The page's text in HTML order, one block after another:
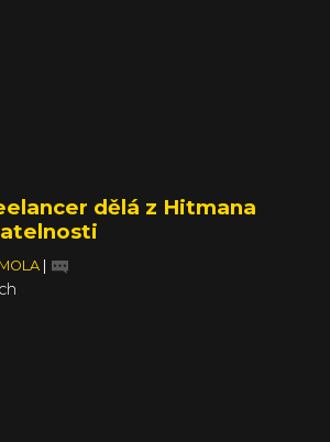
dělá z Hitmana